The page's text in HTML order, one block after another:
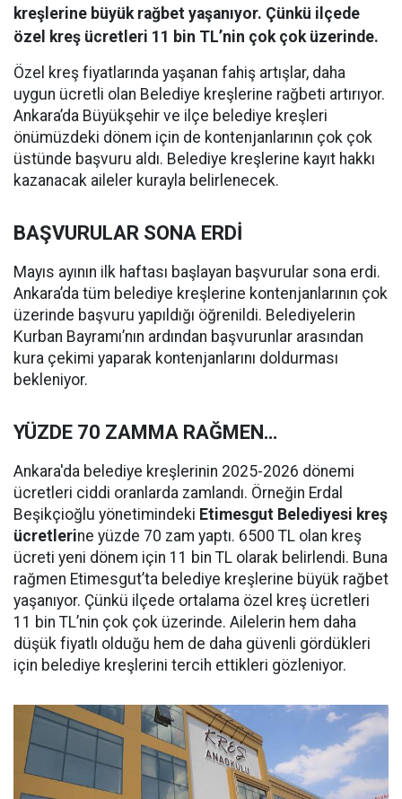
kreşlerine büyük rağbet yaşanıyor. Çünkü ilçede
özel kreş ücretleri 11 bin TL’nin çok çok üzerinde.
Özel kreş fiyatlarında yaşanan fahiş artışlar, daha
uygun ücretli olan Belediye kreşlerine rağbeti artırıyor.
Ankara’da Büyükşehir ve ilçe belediye kreşleri
önümüzdeki dönem için de kontenjanlarının çok çok
üstünde başvuru aldı. Belediye kreşlerine kayıt hakkı
kazanacak aileler kurayla belirlenecek.
BAŞVURULAR SONA ERDİ
Mayıs ayının ilk haftası başlayan başvurular sona erdi.
Ankara’da tüm belediye kreşlerine kontenjanlarının çok
üzerinde başvuru yapıldığı öğrenildi. Belediyelerin
Kurban Bayramı’nın ardından başvurunlar arasından
kura çekimi yaparak kontenjanlarını doldurması
bekleniyor.
YÜZDE 70 ZAMMA RAĞMEN…
Ankara'da belediye kreşlerinin 2025-2026 dönemi
ücretleri ciddi oranlarda zamlandı. Örneğin Erdal
Beşikçioğlu yönetimindeki Etimesgut Belediyesi kreş
ücretlerine yüzde 70 zam yaptı. 6500 TL olan kreş
ücreti yeni dönem için 11 bin TL olarak belirlendi. Buna
rağmen Etimesgut’ta belediye kreşlerine büyük rağbet
yaşanıyor. Çünkü ilçede ortalama özel kreş ücretleri
11 bin TL’nin çok çok üzerinde. Ailelerin hem daha
düşük fiyatlı olduğu hem de daha güvenli gördükleri
için belediye kreşlerini tercih ettikleri gözleniyor.